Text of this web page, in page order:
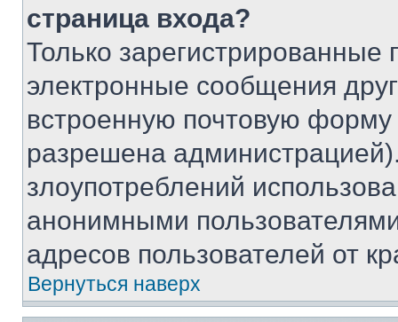
страница входа?
Только зарегистрированные
электронные сообщения
встроенную почтовую
разрешена
злоупотреблений
анонимными
адресов пользователей от
Вернуться наверх